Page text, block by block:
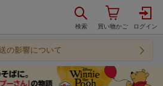
の影響について